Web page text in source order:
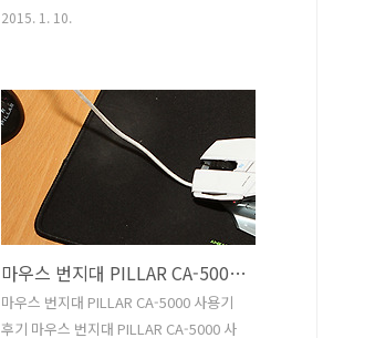
드디스크를 장착하는 특성상 좀 더 진동
이 많이 생기는데요. 시놀로지 NAS 진동
줄이기를 위해서 저는 좀 두꺼운 스펀지
를 준비 했습니다. 이 스펀지는 제품을 보
호하는 목적으로 보통 쓰이는데 좀 단단
한 타입이 좋습니다. 시놀로지 NAS가 무
게가 좀 나가기 때문이죠. 물론 DS1513+
하단에는 4개의 다리가 있고 고무형태의
쿠션이 있긴 하지만 충격을 다 흡수 하진
못합니다. 외부에 진동에도 취약하게 되
2015. 1. 10.
마우스 번지대 PILLAR CA-5000 사용기 후기
마우스 번지대 PILLAR CA-5000 사용기
후기 마우스 번지대 PILLAR CA-5000 사